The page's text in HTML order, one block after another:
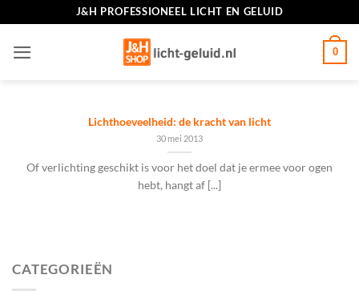
inhoud
J&H PROFESSIONEEL LICHT EN GELUID
0
CATEGORIEËN
Lichthoeveelheid: de kracht van licht
30 mei 2013
Of verlichting geschikt is voor het doel dat je ermee voor ogen
hebt, hangt af [...]